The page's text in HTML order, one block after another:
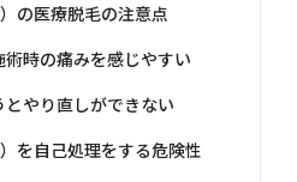
の医療脱毛の注意点
時の痛みを感じやすい
やり直しができない
を自己処理をする危険性